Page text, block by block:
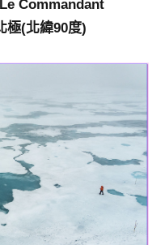
Commandant
極(北緯90度)